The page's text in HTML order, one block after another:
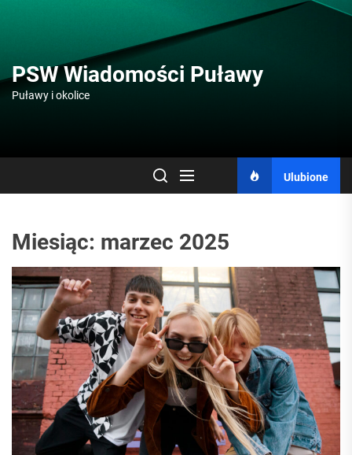
content
PSW Wiadomości Puławy
Puławy i okolice
Ulubione
Miesiąc: marzec 2025